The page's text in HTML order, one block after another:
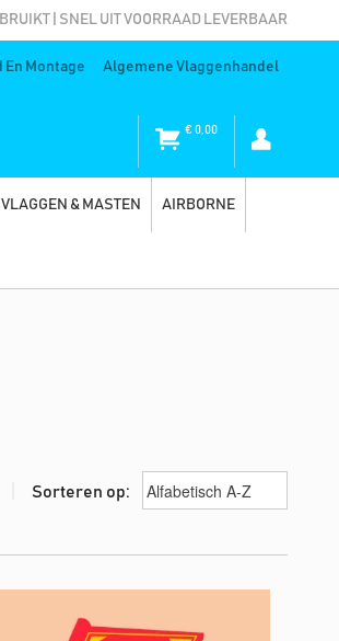
| SNEL UIT VOORRAAD LEVERBAAR
En Montage Algemene Vlaggenhandel
€0,00
& MASTEN AIRBORNE
Sorteren op: